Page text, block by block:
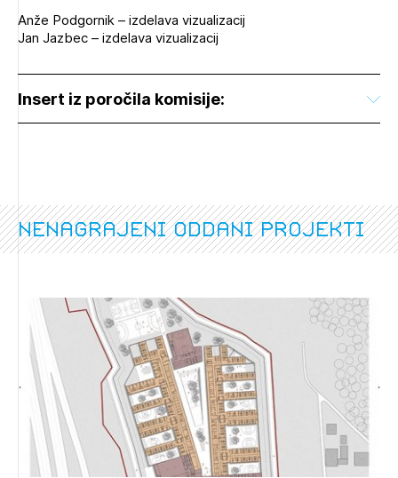
Anže Podgornik – izdelava vizualizacij
Jan Jazbec – izdelava vizualizacij
Insert iz poročila komisije:
nenagrajeni oddani projekti